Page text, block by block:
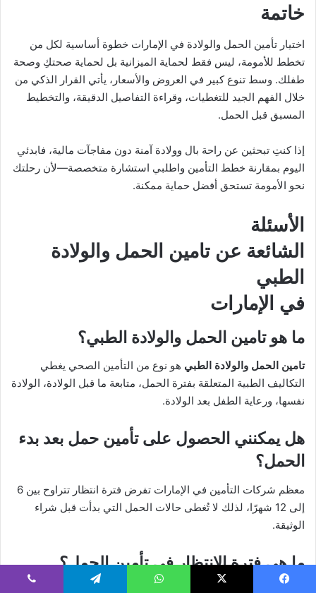
خاتمة
اختيار تأمين الحمل والولادة في الإمارات خطوة أساسية لكل من
تخطط للأمومة، ليس فقط لحماية الميزانية بل لحماية صحتكِ وصحة
طفلك. وسط تنوع كبير في العروض والأسعار، يأتي القرار الذكي من
خلال الفهم الجيد للتغطيات، وقراءة التفاصيل الدقيقة، والتخطيط
المسبق قبل الحمل.
إذا كنتِ تبحثين عن راحة بال وولادة آمنة دون مفاجآت مالية، فابدئي
اليوم بمقارنة خطط التأمين واطلبي استشارة متخصصة—لأن رحلتك
نحو الأمومة تستحق أفضل حماية ممكنة.
الأسئلة
الشائعة عن تامين الحمل والولادة
الطبي
في الإمارات
ما هوتامين الحمل والولادة الطبي؟
تامين الحمل والولادة الطبي هو نوع من التأمين الصحي يغطي
التكاليف الطبية المتعلقة بفترة الحمل، متابعة ما قبل الولادة، الولادة
نفسها، ورعاية الطفل بعد الولادة.
هل يمكنني الحصول على تأمين حمل بعد بدء
الحمل؟
معظم شركات التأمين في الإمارات تفرض فترة انتظار تتراوح بين 6
إلى 12 شهرًا، لذلك لا تُغطى حالات الحمل التي بدأت قبل شراء
الوثيقة.
ما هي فترة الانتظار في تأمين الحمل؟